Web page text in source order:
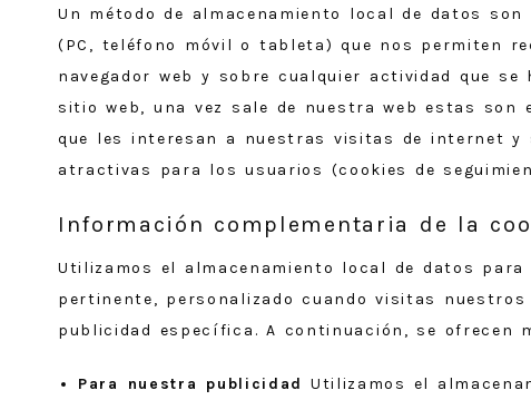
Un método de almacenamiento local de datos
(PC, teléfono móvil o tableta) que nos permiten
navegador web y sobre cualquier actividad que
sitio web, una vez sale de nuestra web estas
que les interesan a nuestras visitas de internet y
atractivas para los usuarios (cookies de
Información complementaria de la
Utilizamos el almacenamiento local de datos
pertinente, personalizado cuando visitas
publicidad específica. A continuación, se ofrecen
Para nuestra publicidad Utilizamos el